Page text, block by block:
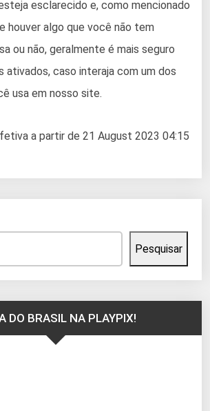
esclarecido e, como mencionado
houver algo que você não tem
ou não, geralmente é mais seguro
ativados, caso interaja com um dos
usa em nosso site.
a partir de 21 August 2023 04:15
Pesquisar
DO BRASIL NA PLAYPIX!